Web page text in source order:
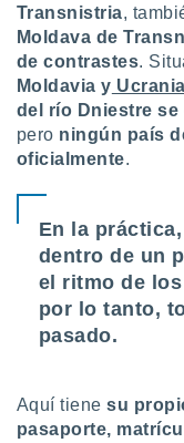
cookies
aceptar
de
sitio
te
el sitio
ni para
o
Transnistria,
Moldava de
de contrastes.
Moldavia y Ucrania
del río Dniestre se
pero ningún país
oficialmente.
En la
dentro de un
el ritmo de
por lo tanto,
pasado.
Aquí tienesu
pasaporte,